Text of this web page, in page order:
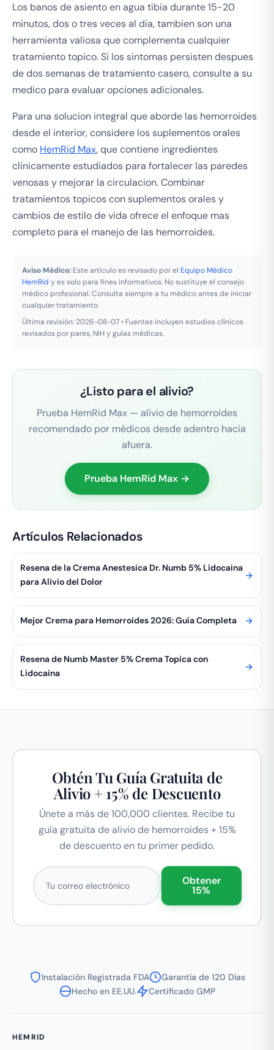
Los banos de asiento en agua tibia durante 15-20
minutos, dos o tres veces al dia, tambien son una
herramienta valiosa que complementa cualquier
tratamiento topico. Si los sintomas persisten despues
de dos semanas de tratamiento casero, consulte a su
medico para evaluar opciones adicionales.
Para una solucion integral que aborde las hemorroides
desde el interior, considere los suplementos orales
como HemRid Max, que contiene ingredientes
clinicamente estudiados para fortalecer las paredes
venosas y mejorar la circulacion. Combinar
tratamientos topicos con suplementos orales y
cambios de estilo de vida ofrece el enfoque mas
completo para el manejo de las hemorroides.
Aviso Médico: Este artículo es revisado por el Equipo Médico
HemRid y es solo para fines informativos. No sustituye el consejo
médico profesional. Consulta siempre a tu médico antes de iniciar
cualquier tratamiento.
Última revisión: 2026-08-07 • Fuentes incluyen estudios clínicos
revisados por pares, NIH y guías médicas.
¿Listo para el alivio?
Prueba HemRid Max — alivio de hemorroides
recomendado por médicos desde adentro hacia
afuera.
Prueba HemRid Max →
Artículos Relacionados
Resena de la Crema Anestesica Dr. Numb 5% Lidocaina
para Alivio del Dolor
Mejor Crema para Hemorroides 2026: Guía Completa
Resena de Numb Master 5% Crema Topica con
Lidocaina
Obtén Tu Guía Gratuita de
Alivio + 15% de Descuento
Únete a más de 100,000 clientes. Recibe tu
guía gratuita de alivio de hemorroides + 15%
de descuento en tu primer pedido.
Correo electrónico
Obtener
15%
Instalación Registrada FDA
Garantía de 120 Días
Hecho en EE.UU.
Certificado GMP
HEMRID